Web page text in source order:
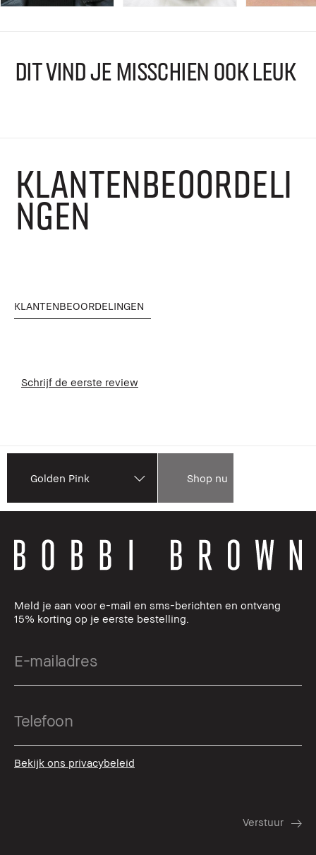
DIT VIND JE MISSCHIEN OOK LEUK
KLANTENBEOORDELI
NGEN
KLANTENBEOORDELINGEN
Schrijf de eerste review
Golden Pink Shop nu
Meld je aan voor e-mail en sms-berichten en ontvang
15% korting op je eerste bestelling.
Bekijk ons privacybeleid